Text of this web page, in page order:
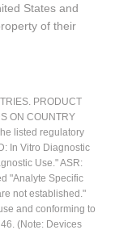
States and
of their
PRODUCT
ON COUNTRY
listed regulatory
In Vitro Diagnostic
Use." ASR:
"Analyte Specific
not established."
and conforming to
(Note: Devices